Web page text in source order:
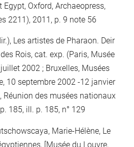
Oxford, Archaeopress,
2211), 2011, p. 9 note 56
Les artistes de Pharaon. Deir
Rois, cat. exp. (Paris, Musée
2002 ; Bruxelles, Musées
10 septembre 2002 -12 janvier
Réunion des musées nationaux
185, ill. p. 185, n° 129
Marie-Hélène, Le
[Musée du Louvre,